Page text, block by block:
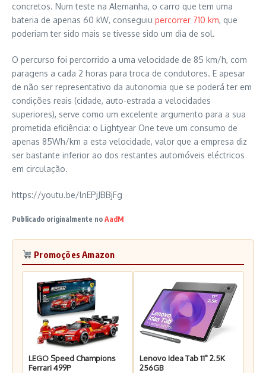
concretos. Num teste na Alemanha, o carro que tem uma
bateria de apenas 60 kW, conseguiu percorrer 710 km, que
poderiam ter sido mais se tivesse sido um dia de sol.
O percurso foi percorrido a uma velocidade de 85 km/h, com
paragens a cada 2 horas para troca de condutores. E apesar
de não ser representativo da autonomia que se poderá ter em
condições reais (cidade, auto-estrada a velocidades
superiores), serve como um excelente argumento para a sua
prometida eficiência: o Lightyear One teve um consumo de
apenas 85Wh/km a esta velocidade, valor que a empresa diz
ser bastante inferior ao dos restantes automóveis eléctricos
em circulação.
https://youtu.be/lnEPjJBBjFg
Publicado originalmente no AadM
Promoções Amazon
LEGO Speed Champions
Ferrari 499P
Lenovo Idea Tab 11" 2.5K
256GB